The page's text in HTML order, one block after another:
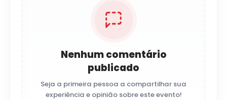
Nenhum comentário
publicado
Seja a primeira pessoa a compartilhar sua
experiência e opinião sobre este evento!